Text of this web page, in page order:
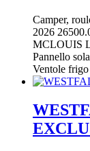
Camper,
2026
MCLOUIS
Pannello
Ventole frigo